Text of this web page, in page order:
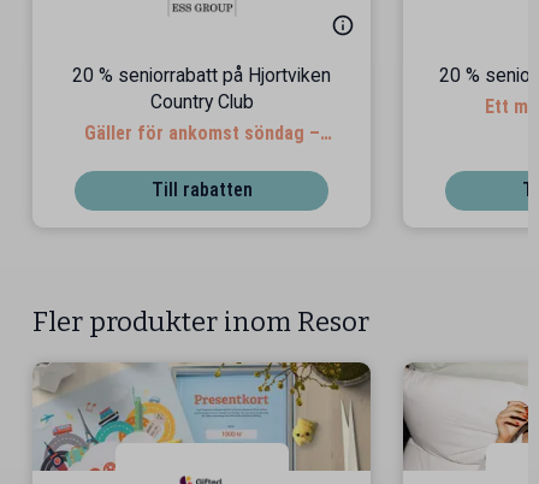
20 % seniorrabatt på Hjortviken
Country Club
Gäller för ankomst söndag –
Till rabatten
20 %
Ett
Fler produkter inom Resor